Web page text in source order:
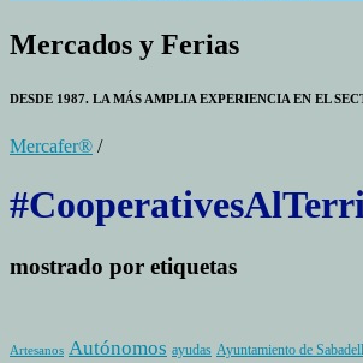
Mercados y Ferias
DESDE 1987. LA MÁS AMPLIA EXPERIENCIA EN EL
Mercafer® /
mostrado por etiquetas
Artesanos Autónomos ayudas Ayuntamiento de Sabadell